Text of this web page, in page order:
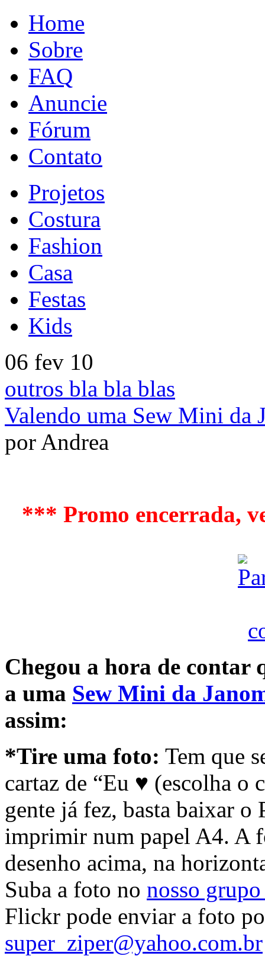
Home
Sobre
FAQ
Anuncie
Fórum
Contato
Projetos
Costura
Fashion
Casa
Festas
Kids
06 fev 10
outros bla bla blas
Valendo uma Sew Mini da
por Andrea
*** Promo encerrada,
Chegou a hora de contar
a uma Sew Mini da
assim:
*Tire uma foto: Tem que
cartaz de “Eu ♥ (escolha o
gente já fez, basta baixar
imprimir num papel A4. A
desenho acima, na
Suba a foto no nosso
Flickr pode enviar a foto
super_ziper@yahoo.com.br